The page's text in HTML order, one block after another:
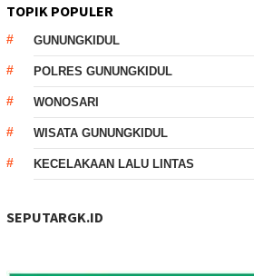
TOPIK POPULER
GUNUNGKIDUL
POLRES GUNUNGKIDUL
WONOSARI
WISATA GUNUNGKIDUL
KECELAKAAN LALU LINTAS
SEPUTARGK.ID